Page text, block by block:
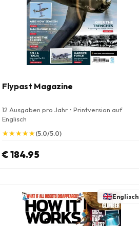
Flypast Magazine
12 Ausgaben pro Jahr • Printversion auf
Englisch
★
★★
★★
★★
★★
★(5.0/5.0)
€ 184.95
Englisch